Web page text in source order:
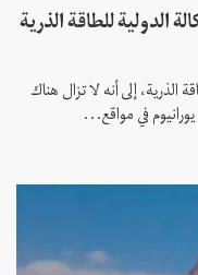
الدولية للطاقة الذرية
الذرية، إلى أنه لا تزال هناك
في مواقع...